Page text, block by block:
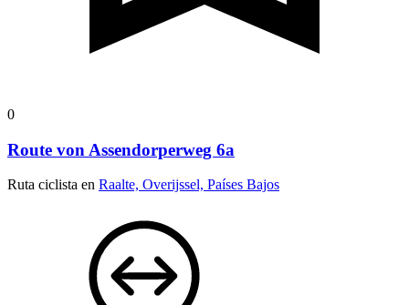
0
Route von Assendorperweg 6a
Ruta ciclista en Raalte, Overijssel, Países Bajos